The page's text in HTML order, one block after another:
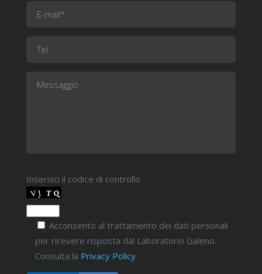
Inserisci il codice di controllo
Acconsento al trattamento dei dati personali
per ricevere risposta dal Laboratorio Galeno.
Consulta la Privacy Policy